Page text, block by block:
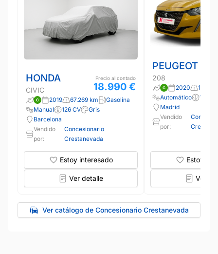
HONDA
CIVIC
Precio al contado
18.990 €
2019 67.269 km
Gasolina
Manual
126 CV
Gris
Barcelona
Vendido
por:
Concesionario
Crestanevada
Estoy interesado
Ver detalle
PEUGEOT
208
2020
Automático
101 CV
Madrid
Vendido
por:
Estoy
Ver
Ver catálogo de Concesionario Crestanevada